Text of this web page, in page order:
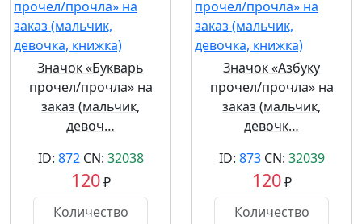
Значок «Букварь
прочел/прочла» на
заказ (мальчик,
девоч…
ID: 872CN: 32038
120₽
Значок «Азбуку
прочел/прочла» на
заказ (мальчик,
девочк…
ID: 873CN: 32039
120₽